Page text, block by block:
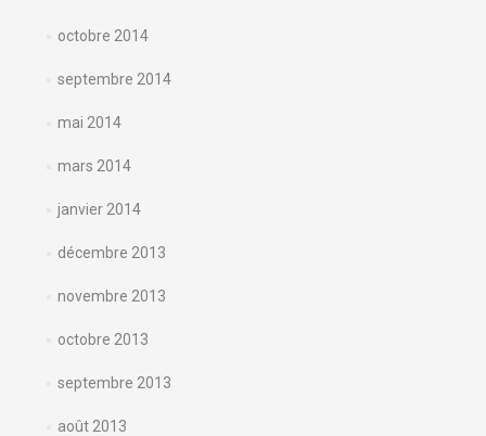
octobre 2014
septembre 2014
mai 2014
mars 2014
janvier 2014
décembre 2013
novembre 2013
octobre 2013
septembre 2013
août 2013